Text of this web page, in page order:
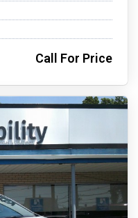
Call For Price